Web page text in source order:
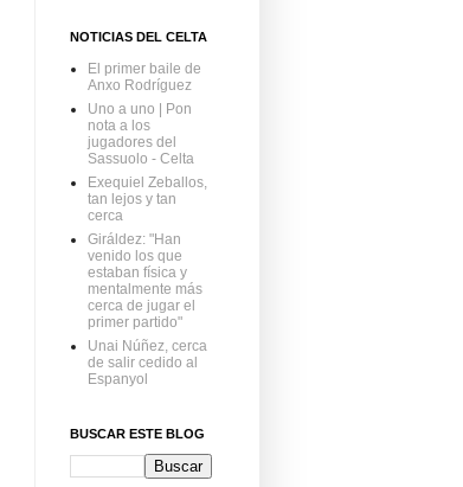
NOTICIAS DEL CELTA
El primer baile de
Anxo Rodríguez
Uno a uno | Pon
nota a los
jugadores del
Sassuolo - Celta
Exequiel Zeballos,
tan lejos y tan
cerca
Giráldez: "Han
venido los que
estaban física y
mentalmente más
cerca de jugar el
primer partido"
Unai Núñez, cerca
de salir cedido al
Espanyol
BUSCAR ESTE BLOG